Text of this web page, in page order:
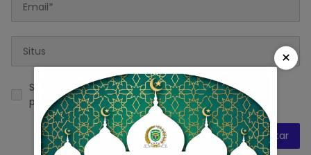
Simpan nama, email, dan situs web saya pada
peramban ini untuk komentar saya berikutnya.
×